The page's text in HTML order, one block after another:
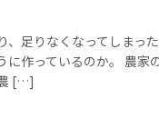
、足りなくなってしまっ
に作っているのか。 農
[…]